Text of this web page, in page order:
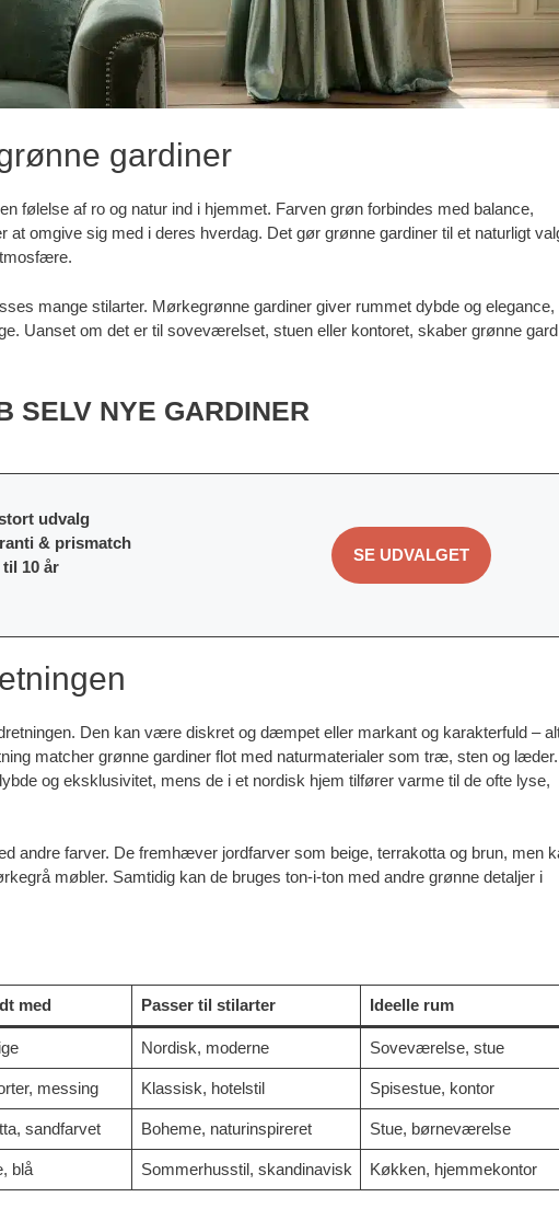
gardiner
følelse af ro og natur ind i hjemmet. Farven grøn forbindes med balance,
omgive sig med i deres hverdag. Det gør grønne gardiner til et naturligt
mange stilarter. Mørkegrønne gardiner giver rummet dybde og elegance,
Uanset om det er til soveværelset, stuen eller kontoret, skaber grønne
SELV NYE GARDINER
udvalg
& prismatch
10 år
SE UDVALGET
Den kan være diskret og dæmpet eller markant og karakterfuld –
matcher grønne gardiner flot med naturmaterialer som træ, sten og
og eksklusivitet, mens de i et nordisk hjem tilfører varme til de ofte lyse,
andre farver. De fremhæver jordfarver som beige, terrakotta og brun, men
møbler. Samtidig kan de bruges ton-i-ton med andre grønne detaljer i
med Passer til stilarter Ideelle rum
Nordisk, moderne Soveværelse, stue
messing Klassisk, hotelstil Spisestue, kontor
sandfarvet Boheme, naturinspireret Stue, børneværelse
blå Sommerhusstil, skandinavisk Køkken, hjemmekontor